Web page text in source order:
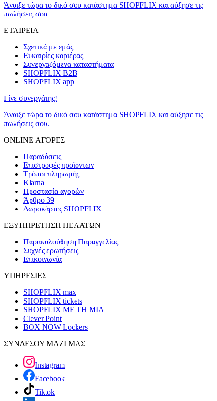
Άνοιξε τώρα το δικό σου κατάστημα SHOPFLIX και αύξησε τις
πωλήσεις σου.
ΕΤΑΙΡΕΙΑ
Σχετικά με εμάς
Ευκαιρίες καριέρας
Συνεργαζόμενα καταστήματα
SHOPFLIX B2B
SHOPFLIX app
Γίνε συνεργάτης!
Άνοιξε τώρα το δικό σου κατάστημα SHOPFLIX και αύξησε τις
πωλήσεις σου.
ONLINE ΑΓΟΡΕΣ
Παραδόσεις
Επιστροφές προϊόντων
Τρόποι πληρωμής
Klarna
Προστασία αγορών
Άρθρο 39
Δωροκάρτες SHOPFLIX
ΕΞΥΠΗΡΕΤΗΣΗ ΠΕΛΑΤΩΝ
Παρακολούθηση Παραγγελίας
Συχνές ερωτήσεις
Επικοινωνία
ΥΠΗΡΕΣΙΕΣ
SHOPFLIX max
SHOPFLIX tickets
SHOPFLIX ΜΕ ΤΗ ΜΙΑ
Clever Point
BOX NOW Lockers
ΣΥΝΔΕΣΟΥ ΜΑΖΙ ΜΑΣ
Instagram
Facebook
Tiktok